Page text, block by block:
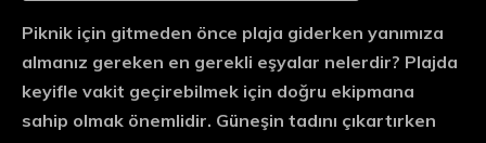
Piknik için gitmeden önce plaja giderken yanımıza
almanız gereken en gerekli eşyalar nelerdir? Plajda
keyifle vakit geçirebilmek için doğru ekipmana
sahip olmak önemlidir. Güneşin tadını çıkartırken